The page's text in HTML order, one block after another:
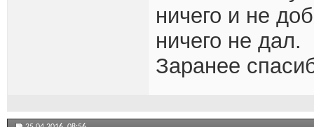
ничего и не
ничего не дал.
Заранее